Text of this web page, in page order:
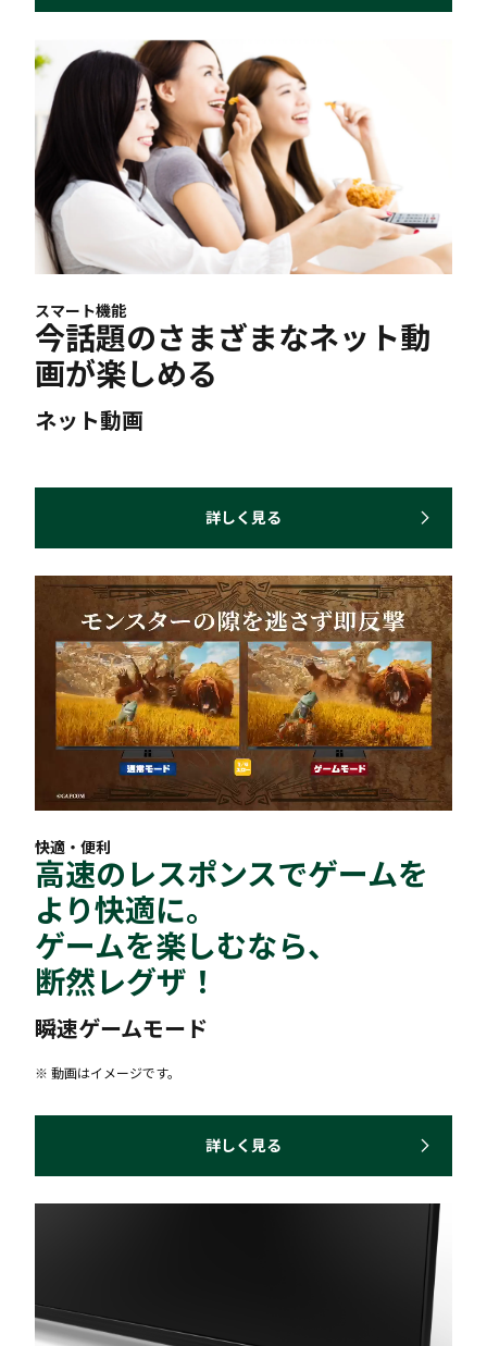
スマート機能
今話題のさまざまなネット動
画が楽しめる
ネット動画
詳しく見る
快適・便利
高速のレスポンスでゲームを
より快適に。
ゲームを楽しむなら、
断然レグザ！
瞬速ゲームモード
※ 動画はイメージです。
詳しく見る